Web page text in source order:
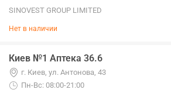
SINOVEST GROUP LIMITED
Нет в наличии
Киев №1 Аптека 36.6
г. Киев, ул. Антонова, 43
Пн-Вс: 08:00-21:00